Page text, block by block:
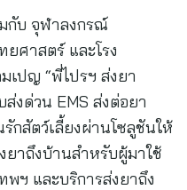
กับ จุฬาลงกรณ์
ศาสตร์ และโรง
เปญ “พี่ไปรฯ ส่งยา
งด่วน EMS ส่งต่อยา
กสัตว์เลี้ยงผ่านโซลูชันให้
ยาถึงบ้านสำหรับผู้มาใช้
พฯ และบริการส่งยาถึง